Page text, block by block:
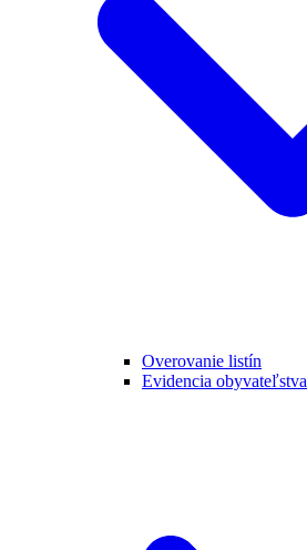
Overovanie listín
Evidencia obyvateľstva